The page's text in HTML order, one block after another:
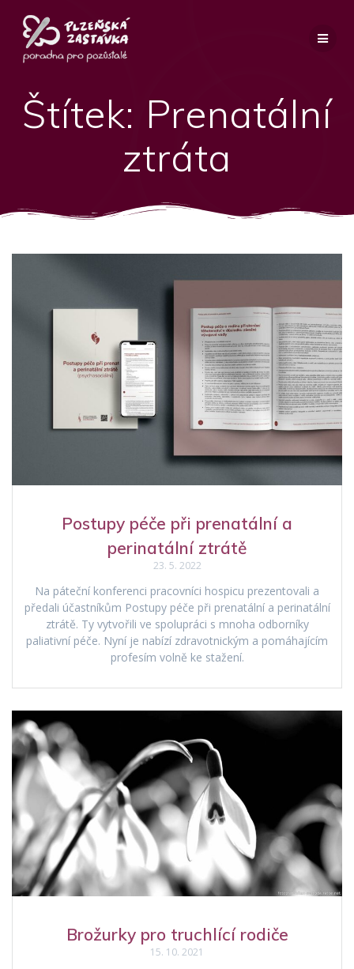
Štítek: Prenatální
ztráta
Postupy péče při prenatální a
perinatální ztrátě
23. 5. 2022
Na páteční konferenci pracovníci hospicu prezentovali a
předali účastníkům Postupy péče při prenatální a perinatální
ztrátě. Ty vytvořili ve spolupráci s mnoha odborníky
paliativní péče. Nyní je nabízí zdravotnickým a pomáhajícím
profesím volně ke stažení.
Brožurky pro truchlící rodiče
15. 10. 2021